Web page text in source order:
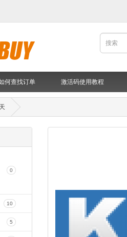
何查找订单 激活码使用教程
0
10
5